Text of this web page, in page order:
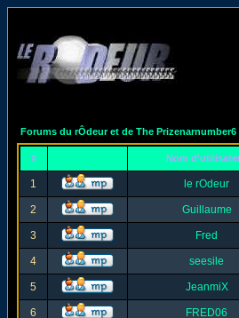
Forums du rÔdeur et de The
# Nom
1 le rOdeur
2 Guillaume
3 Fred
4 seesile
5 JeanmiX
6 FRED06